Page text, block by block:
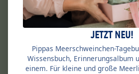
Pippa & die Meerschweinerei:
kindgerechte Materialien rund um
JETZT NEU!
Pippas Meerschweinchen-
Wissensbuch, Erinnerungsalbum
einem. Für kleine und große